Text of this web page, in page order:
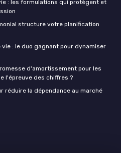
: les formulations qui protègent et
structure votre planification
: le duo gagnant pour dynamiser
d'amortissement pour les
l'épreuve des chiffres ?
réduire la dépendance au marché